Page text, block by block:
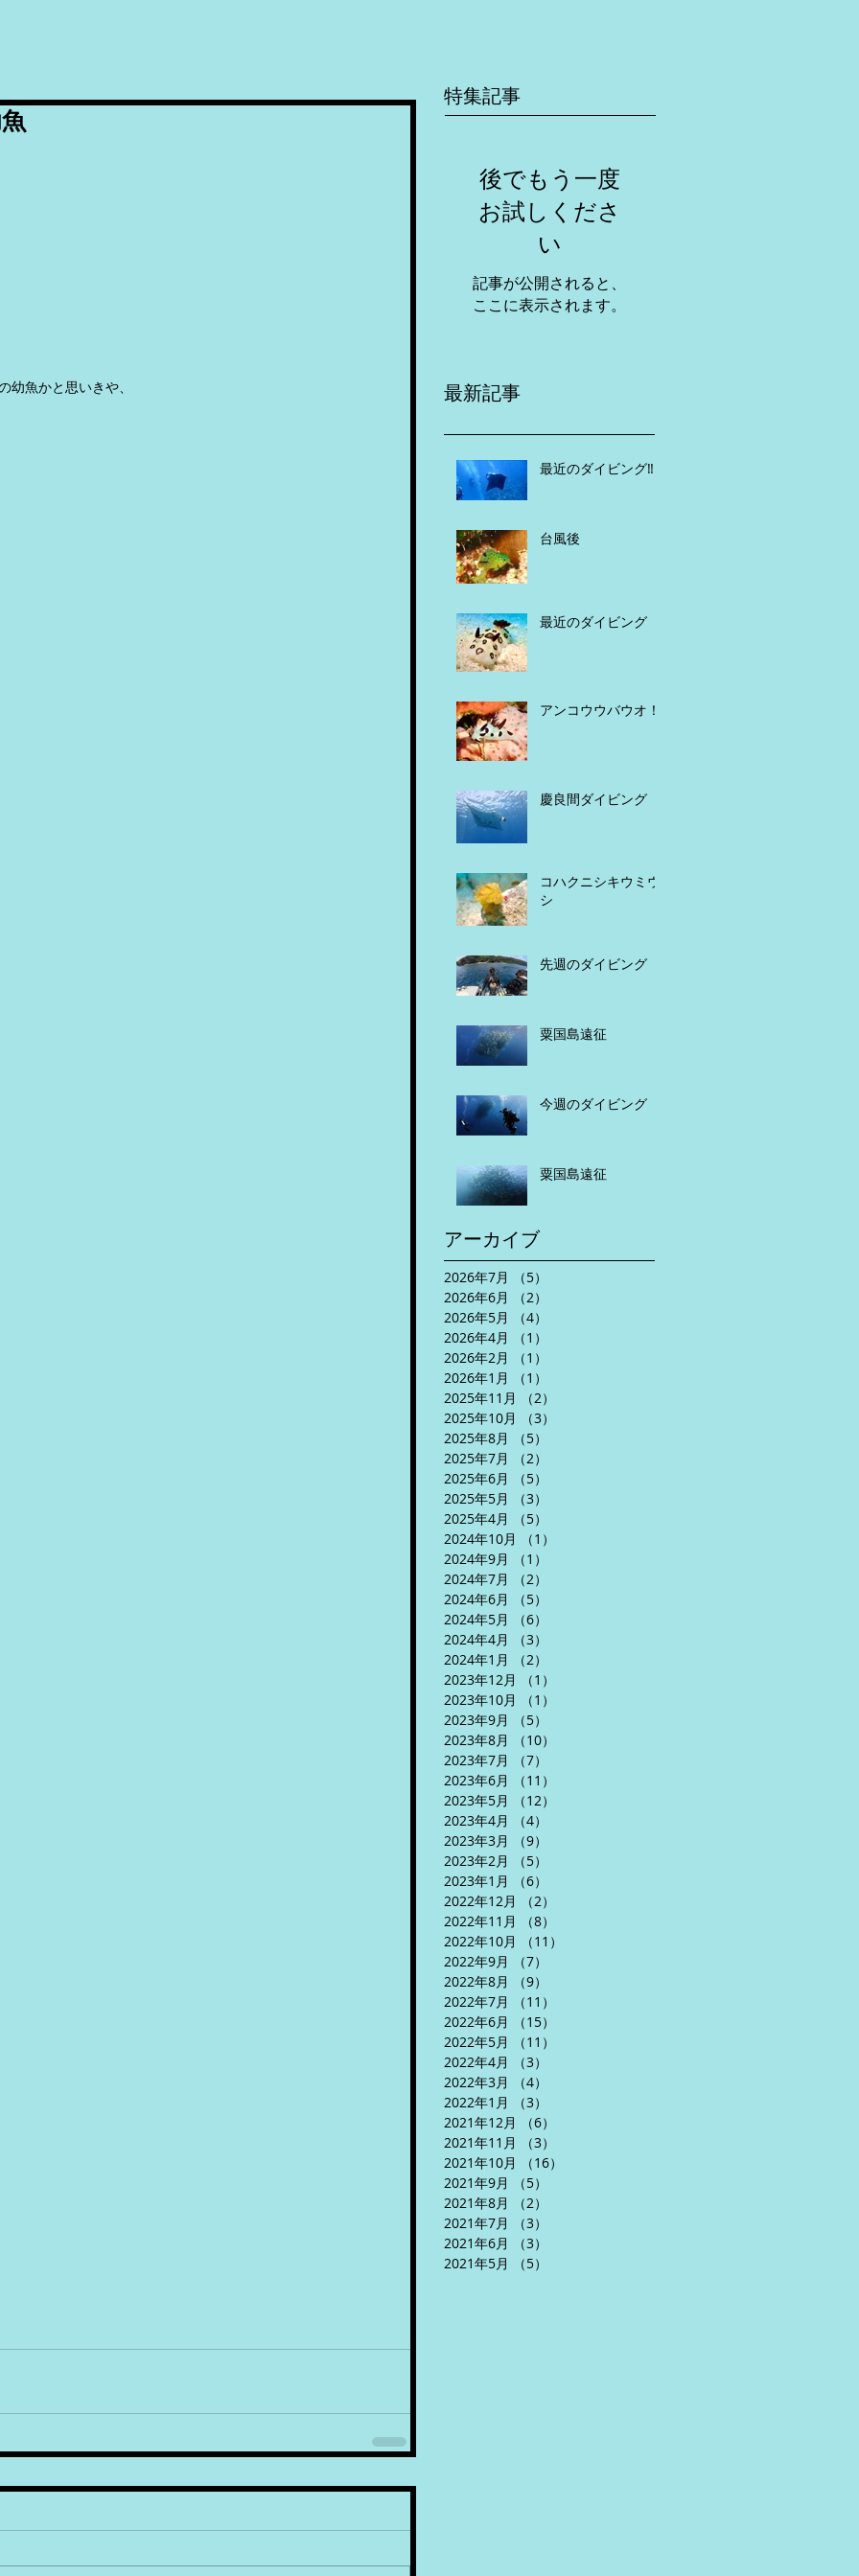
幼魚かと思いきや、
特集記事
後でもう一度
お試しくださ
い
記事が公開されると、
ここに表示されます。
最新記事
最近のダイビング‼️
台風後
最近のダイビング
アンコウウバウオ！
慶良間ダイビング
コハクニシキウミウ
シ
先週のダイビング
粟国島遠征
今週のダイビング
粟国島遠征
アーカイブ
2026年7月 （5）
2026年6月
（2）
2026年5月
（4）
2026年4月
（1）
2026年2月
（1）
2026年1月
（1）
2025年11月
（2）
2025年10月
（3）
2025年8月
（5）
2025年7月
（2）
2025年6月
（5）
2025年5月
（3）
2025年4月
（5）
2024年10月
（1）
2024年9月
（1）
2024年7月
（2）
2024年6月
（5）
2024年5月
（6）
2024年4月
（3）
2024年1月
（2）
2023年12月
（1）
2023年10月
（1）
2023年9月
（5）
2023年8月
（10）
2023年7月
（7）
2023年6月
（11）
2023年5月
（12）
2023年4月
（4）
2023年3月
（9）
2023年2月
（5）
2023年1月
（6）
2022年12月
（2）
2022年11月
（8）
2022年10月
（11）
2022年9月
（7）
2022年8月
（9）
2022年7月
（11）
2022年6月
（15）
2022年5月
（11）
2022年4月
（3）
2022年3月
（4）
2022年1月
（3）
2021年12月
（6）
2021年11月
（3）
2021年10月
（16）
2021年9月
（5）
2021年8月
（2）
2021年7月
（3）
2021年6月
（3）
2021年5月
（5）